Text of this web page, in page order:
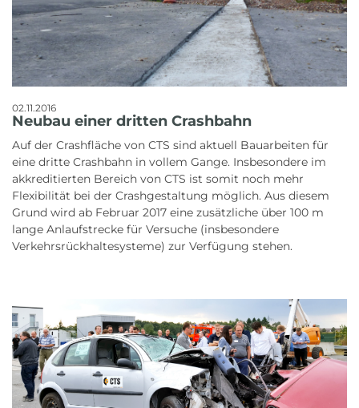
02.11.2016
Neubau einer dritten Crashbahn
Auf der Crashfläche von CTS sind aktuell Bauarbeiten für
eine dritte Crashbahn in vollem Gange. Insbesondere im
akkreditierten Bereich von CTS ist somit noch mehr
Flexibilität bei der Crashgestaltung möglich. Aus diesem
Grund wird ab Februar 2017 eine zusätzliche über 100 m
lange Anlaufstrecke für Versuche (insbesondere
Verkehrsrückhaltesysteme) zur Verfügung stehen.